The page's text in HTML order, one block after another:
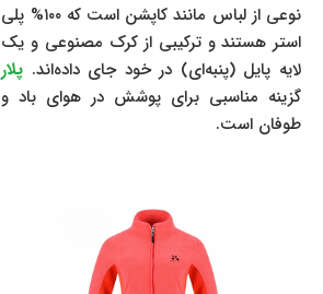
نوعی از لباس‌ مانند کاپشن است که ۱۰۰% پلی
استر هستند و ترکیبی از کرک مصنوعی و یک
لایه پایل (پنبه‌ای) در خود جای داده‌اند. پلار
گزینه مناسبی برای پوشش در هوای باد و
طوفان است.